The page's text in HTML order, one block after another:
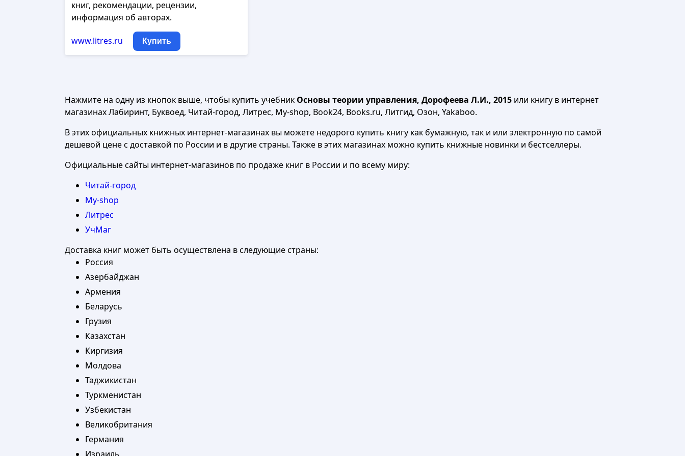
книг, рекомендации, рецензии,
информация об авторах.
www.litres.ru Купить
Нажмите на одну из кнопок выше, чтобы купить учебник Основы теории управления, Дорофеева Л.И., 2015 или книгу в интернет
магазинах Лабиринт, Буквоед, Читай-город, Литрес, My-shop, Book24, Books.ru, Литгид, Озон, Yakaboo.
В этих официальных книжных интернет-магазинах вы можете недорого купить книгу как бумажную, так и или электронную по самой
дешевой цене с доставкой по России и в другие страны. Также в этих магазинах можно купить книжные новинки и бестселлеры.
Официальные сайты интернет-магазинов по продаже книг в России и по всему миру:
Читай-город
My-shop
Литрес
УчМаг
Доставка книг может быть осуществлена в следующие страны:
Россия
Азербайджан
Армения
Беларусь
Грузия
Казахстан
Киргизия
Молдова
Таджикистан
Туркменистан
Узбекистан
Великобритания
Германия